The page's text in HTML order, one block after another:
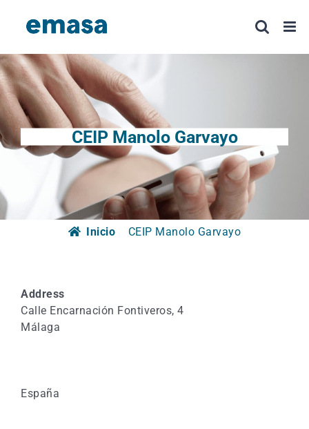
CEIP Manolo Garvayo
Inicio CEIP Manolo Garvayo
Address
Calle Encarnación Fontiveros, 4
Málaga
España